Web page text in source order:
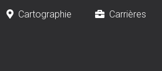
Cartographie Carrières